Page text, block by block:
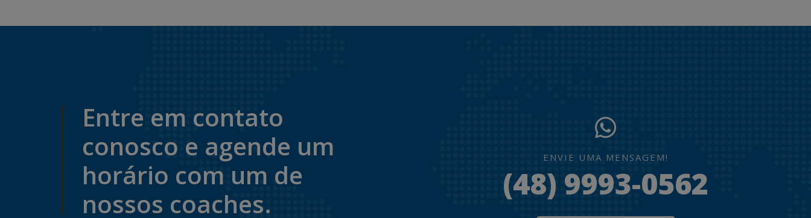
Entre em contato
conosco e agende um
horário com um de
nossos coaches.
ENVIE UMA MENSAGEM!
(48) 9993-0562